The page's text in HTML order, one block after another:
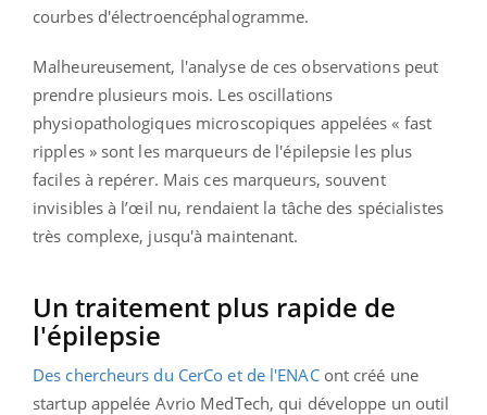
courbes d'électroencéphalogramme.
Malheureusement, l'analyse de ces observations peut
prendre plusieurs mois. Les oscillations
physiopathologiques microscopiques appelées « fast
ripples » sont les marqueurs de l'épilepsie les plus
faciles à repérer. Mais ces marqueurs, souvent
invisibles à l’œil nu, rendaient la tâche des spécialistes
très complexe, jusqu'à maintenant.
Un traitement plus rapide de
l'épilepsie
Des chercheurs du CerCo et de l'ENACont créé une
startup appelée Avrio MedTech, qui développe un outil